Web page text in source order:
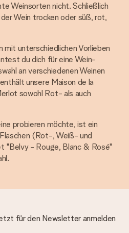
Weinsorten nicht. Schließlich
Wein trocken oder süß, rot,
mit unterschiedlichen Vorlieben
du dich für eine Wein-
an verschiedenen Weinen
unsere Maison de la
sowohl Rot- als auch
probieren möchte, ist ein
(Rot-, Weiß- und
"Belvy - Rouge, Blanc & Rosé"
für den Newsletter anmelden